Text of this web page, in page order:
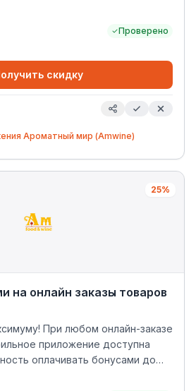
заказ в мобильном
- это товар, помеченный
первый заказ на сайте с
"Винная карта" или
прямо сейчас и получайте не
при выкупе товара на
а также товары по минимальной
не суммируется со скидкой
по карте", "Крепкие скидки",
Проверено
скидку
Ароматный мир (Amwine)
25%
на онлайн заказы товаров
При любом онлайн-заказе
приложение доступна
оплачивать бонусами до
*предложение не